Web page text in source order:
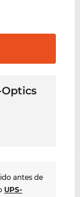
antes de
UPS-